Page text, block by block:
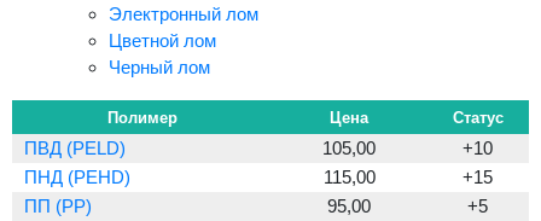
Электронный лом
Цветной лом
Черный лом
Полимер Цена Статус
ПВД (PELD) 105,00
+10
ПНД (PEHD)
115,00
+15
ПП (PP)
95,00
+5